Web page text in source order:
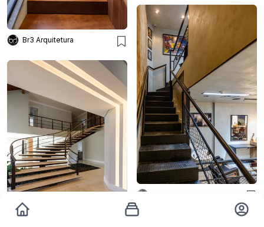
Br3 Arquitetura